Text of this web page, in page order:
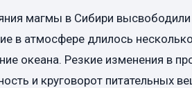
магмы в Сибири
в атмосфере длилось
океана. Резкие изменения в
и круговорот питательных